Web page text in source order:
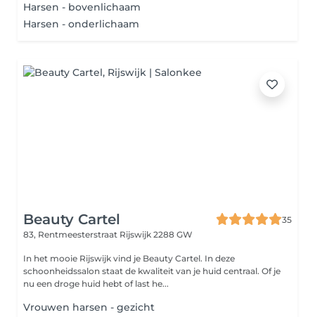
Harsen - bovenlichaam
Harsen - onderlichaam
Beauty Cartel
35
83, Rentmeesterstraat Rijswijk 2288 GW
In het mooie Rijswijk vind je Beauty Cartel. In deze
schoonheidssalon staat de kwaliteit van je huid centraal. Of je
nu een droge huid hebt of last he...
Vrouwen harsen - gezicht